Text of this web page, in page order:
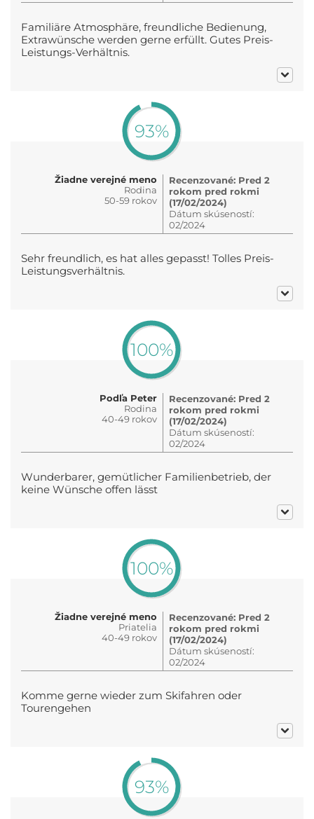
Familiäre Atmosphäre, freundliche Bedienung,
Extrawünsche werden gerne erfüllt. Gutes Preis-
Leistungs-Verhältnis.
93%
Žiadne verejné meno
Rodina
50-59 rokov
Recenzované: Pred 2
rokom pred rokmi
(17/02/2024)
Dátum skúseností:
02/2024
Sehr freundlich, es hat alles gepasst! Tolles Preis-
Leistungsverhältnis.
100%
Podľa Peter
Rodina
40-49 rokov
Recenzované: Pred 2
rokom pred rokmi
(17/02/2024)
Dátum skúseností:
02/2024
Wunderbarer, gemütlicher Familienbetrieb, der
keine Wünsche offen lässt
100%
Žiadne verejné meno
Priatelia
40-49 rokov
Recenzované: Pred 2
rokom pred rokmi
(17/02/2024)
Dátum skúseností:
02/2024
Komme gerne wieder zum Skifahren oder
Tourengehen
93%